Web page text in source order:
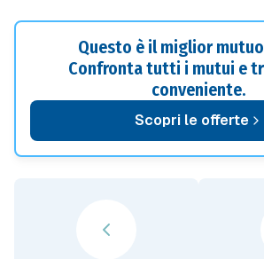
Questo è il miglior
Confronta tutti i mutui e
conveniente.
Scopri le offerte